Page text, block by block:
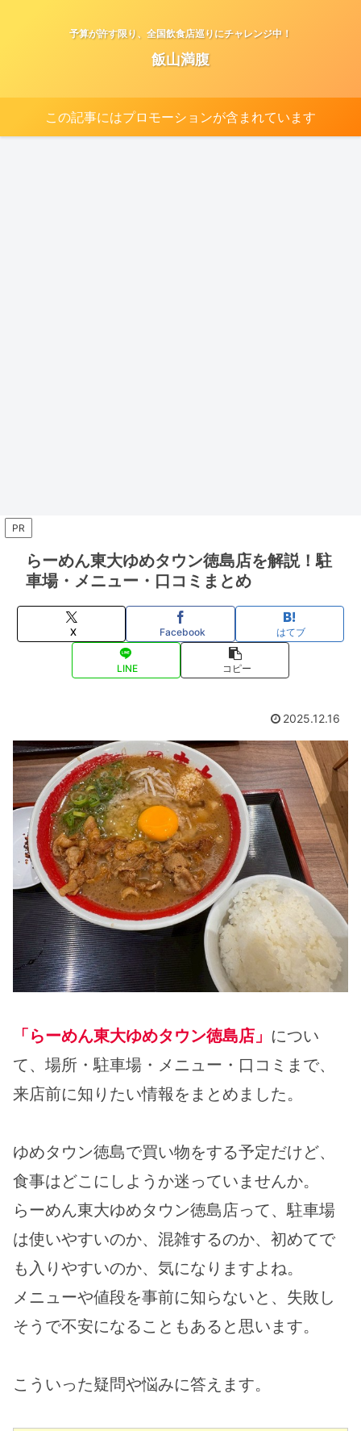
予算が許す限り、全国飲食店巡りにチャレンジ中！
飯山満腹
この記事にはプロモーションが含まれています
PR
らーめん東大ゆめタウン徳島店を解説！駐
車場・メニュー・口コミまとめ
X Facebook はてブ
LINE コピー
2025.12.16
「らーめん東大ゆめタウン徳島店」 につい
て、場所・駐車場・メニュー・口コミまで、
来店前に知りたい情報をまとめました。
ゆめタウン徳島で買い物をする予定だけど、
食事はどこにしようか迷っていませんか。
らーめん東大ゆめタウン徳島店って、駐車場
は使いやすいのか、混雑するのか、初めてで
も入りやすいのか、気になりますよね。
メニューや値段を事前に知らないと、失敗し
そうで不安になることもあると思います。
こういった疑問や悩みに答えます。